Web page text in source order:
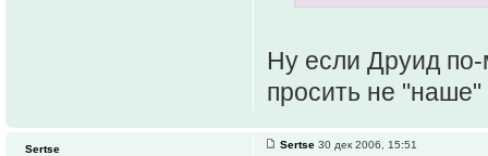
Ну если Друид
просить не "наше"
Sertse 30 дек 2006, 15:51
Sertse